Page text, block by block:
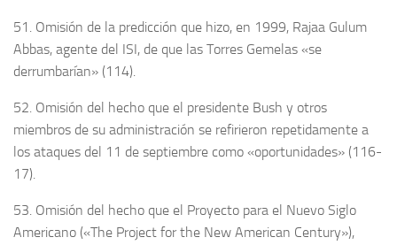
51. Omisión de la predicción que hizo, en 1999, Rajaa Gulum
Abbas, agente del ISI, de que las Torres Gemelas «se
derrumbarían» (114).
52. Omisión del hecho que el presidente Bush y otros
miembros de su administración se refirieron repetidamente a
los ataques del 11 de septiembre como «oportunidades» (116-
17).
53. Omisión del hecho que el Proyecto para el Nuevo Siglo
Americano («The Project for the New American Century»),